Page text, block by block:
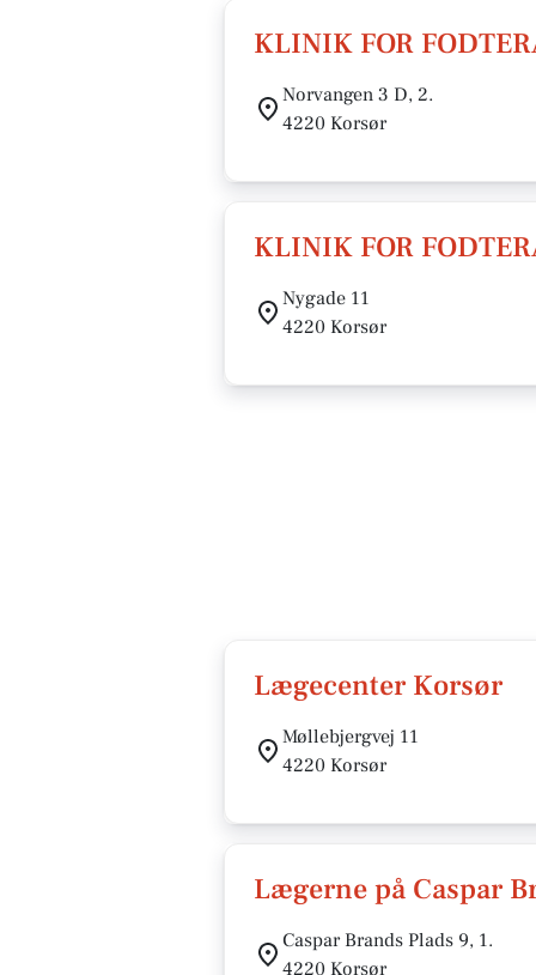
KLINIK FOR
Norvangen 3 D, 2.
4220 Korsør
KLINIK FOR
Nygade 11
4220 Korsør
Lægecenter Korsør
Møllebjergvej 11
4220 Korsør
Lægerne på Caspar
Caspar Brands Plads 9, 1.
4220 Korsør